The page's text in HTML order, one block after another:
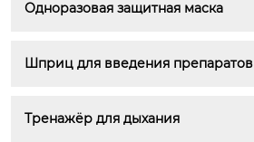
Одноразовая защитная маска
Шприц для введения препаратов
Тренажёр для дыхания